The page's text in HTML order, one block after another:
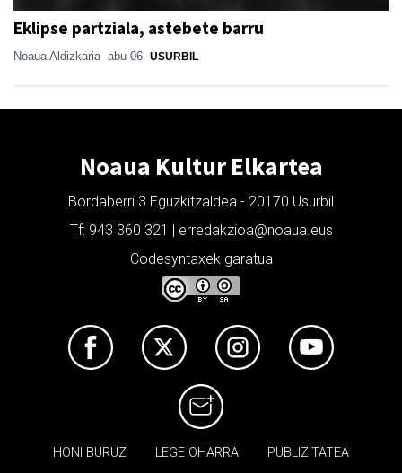
Eklipse partziala, astebete barru
Noaua Aldizkaria abu 06 USURBIL
Noaua Kultur Elkartea
Bordaberri 3 Eguzkitzaldea - 20170 Usurbil
Tf: 943 360 321 | erredakzioa@noaua.eus
Codesyntaxek garatua
HONI BURUZ LEGE OHARRA PUBLIZITATEA